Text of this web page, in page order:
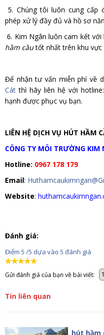
5. Chúng tôi luôn cung
phép xử lý đầy đủ và hồ sơ
6. Kim Ngân luôn cam kết với
hầm cầutốt nhất trên khu vực
Để nhận tư vấn miễn phí về
Cátthì hãy liên hệ với hotline:
hạnh được phục vụ bạn.
LIÊN HỆ DỊCH VỤ HÚT HẦM
CÔNG TY MÔI TRƯỜNG KIM
Hotline: 0967 178 179
Email:
Website:
Đánh giá:
Điểm 5 /5 dựa vào 5 đánh giá
Gửi đánh giá của bạn về bài viết:
Tin liên quan
hút hầm